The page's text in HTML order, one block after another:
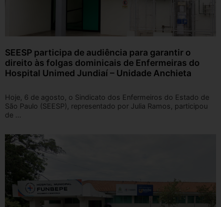
SEESP participa de audiência para garantir o
direito às folgas dominicais de Enfermeiras do
Hospital Unimed Jundiaí – Unidade Anchieta
Hoje, 6 de agosto, o Sindicato dos Enfermeiros do Estado de
São Paulo (SEESP), representado por Julia Ramos, participou
de ...